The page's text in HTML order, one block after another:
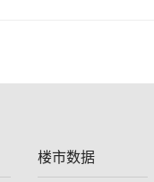
楼市数据